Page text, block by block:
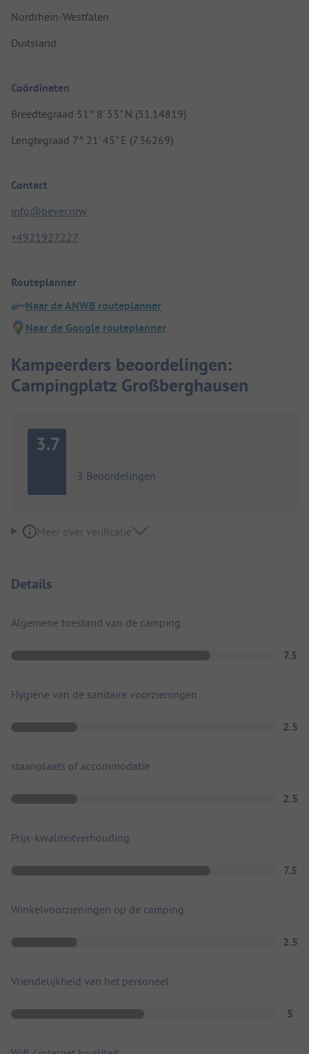
Nordrhein-Westfalen
Duitsland
Coördinaten
Breedtegraad 51° 8' 53" N (51.14819)
Lengtegraad 7° 21' 45" E (7.36269)
Contact
info@bever.nrw
+4921927227
Routeplanner
Naar de ANWB routeplanner
Naar de Google routeplanner
Kampeerders beoordelingen:
Campingplatz Großberghausen
3.7
3 Beoordelingen
Meer over verificatie
Details
Algemene toestand van de camping
7.5
Hygiëne van de sanitaire voorzieningen
2.5
staanplaats of accommodatie
2.5
Prijs-kwaliteitverhouding
7.5
Winkelvoorzieningen op de camping
2.5
Vriendelijkheid van het personeel
5